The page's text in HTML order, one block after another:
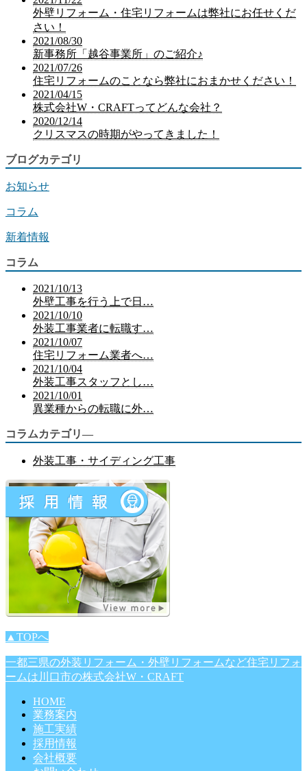
外壁リフォーム・住宅リフォームは弊社にお任せくだ
さい！
2021/08/30
新事務所「越谷事業所」のご紹介♪
2021/07/26
住宅リフォームのことなら弊社におまかせください！
2021/04/15
株式会社W・CRAFTってどんな会社？
2020/12/14
クリスマスの時期がやってきました！
ブログカテゴリ
お知らせ
コラム
新着情報
コラム
2021/10/13
外壁工事を行う上で日…
2021/10/10
外装工事業者に転職す…
2021/10/07
住宅リフォーム業者へ…
2021/10/04
外装工事スタッフとし…
2021/10/01
異業種からの転職に外…
コラムカテゴリ―
外装工事・サイディング工事
▲TOPへ
一都三県の外装リフォーム・外壁リフォームなど住宅リフォ
ームは川口市の株式会社W・CRAFT
HOME
業務案内
施工実績
採用情報
会社概要